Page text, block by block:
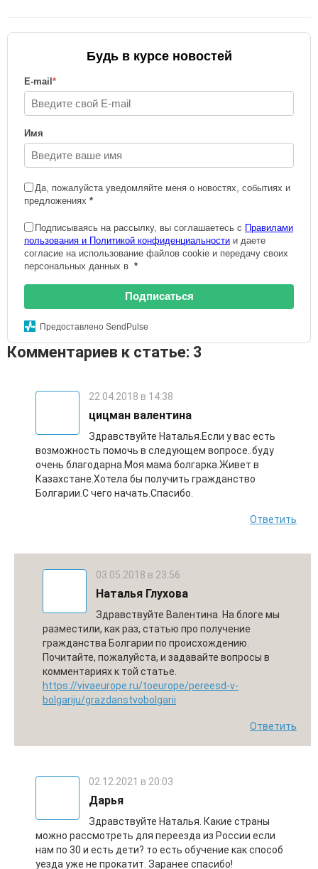
Будь в курсе новостей
E-mail *
Имя
Да, пожалуйста уведомляйте меня о новостях, событиях и
предложениях *
Подписываясь на рассылку, вы соглашаетесь с Правилами
пользования и Политикой конфиденциальности и даете
согласие на использование файлов cookie и передачу своих
персональных данных в *
Подписаться
Предоставлено SendPulse
Комментариев к статье: 3
22.04.2018 в 14:38
цицман валентина
Здравствуйте Наталья.Если у вас есть
возможность помочь в следующем вопросе..буду
очень благодарна.Моя мама болгарка.Живет в
Казахстане.Хотела бы получить гражданство
Болгарии.С чего начать.Спасибо.
Ответить
03.05.2018 в 23:56
Наталья Глухова
Здравствуйте Валентина. На блоге мы
разместили, как раз, статью про получение
гражданства Болгарии по происхождению.
Почитайте, пожалуйста, и задавайте вопросы в
комментариях к той статье.
https://vivaeurope.ru/toeurope/pereesd-v-
bolgariju/grazdanstvobolgarii
Ответить
02.12.2021 в 20:03
Дарья
Здравствуйте Наталья. Какие страны
можно рассмотреть для переезда из России если
нам по 30 и есть дети? то есть обучение как способ
уезда уже не прокатит. Заранее спасибо!